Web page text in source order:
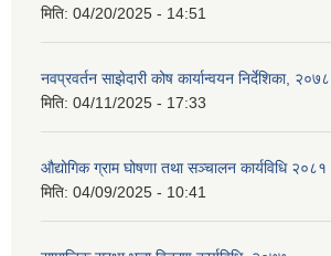
मिति: 04/20/2025 - 14:51
नवप्रवर्तन साझेदारी कोष कार्यान्वयन निर्देशिका, २०७८
मिति: 04/11/2025 - 17:33
औद्योगिक ग्राम घोषणा तथा सञ्चालन कार्यविधि २०८१
मिति: 04/09/2025 - 10:41